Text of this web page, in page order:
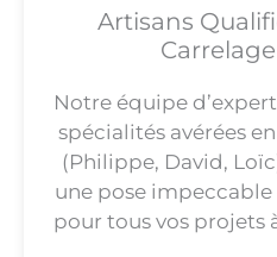
Artisans
Carrelage
Notre équipe
spécialités avérées
(Philippe, David,
une pose
pour tous vos projets